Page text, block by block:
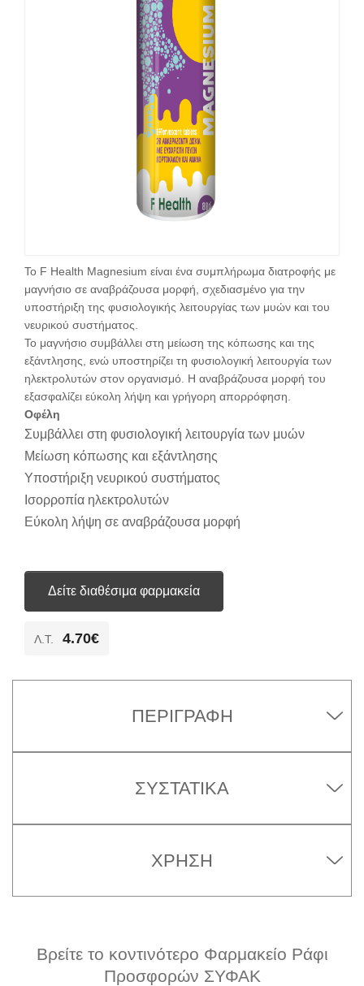
Το F Health Magnesium είναι ένα συμπλήρωμα διατροφής με
μαγνήσιο σε αναβράζουσα μορφή, σχεδιασμένο για την
υποστήριξη της φυσιολογικής λειτουργίας των μυών και του
νευρικού συστήματος.
Το μαγνήσιο συμβάλλει στη μείωση της κόπωσης και της
εξάντλησης, ενώ υποστηρίζει τη φυσιολογική λειτουργία των
ηλεκτρολυτών στον οργανισμό. Η αναβράζουσα μορφή του
εξασφαλίζει εύκολη λήψη και γρήγορη απορρόφηση.
Οφέλη
Συμβάλλει στη φυσιολογική λειτουργία των μυών
Μείωση κόπωσης και εξάντλησης
Υποστήριξη νευρικού συστήματος
Ισορροπία ηλεκτρολυτών
Εύκολη λήψη σε αναβράζουσα μορφή
Δείτε διαθέσιμα φαρμακεία
Λ.T. 4.70€
ΠΕΡΙΓΡΑΦΉ
ΣΥΣΤΑΤΙΚΆ
ΧΡΉΣΗ
Βρείτε το κοντινότερο Φαρμακείο Ράφι
Προσφορών ΣΥΦΑΚ